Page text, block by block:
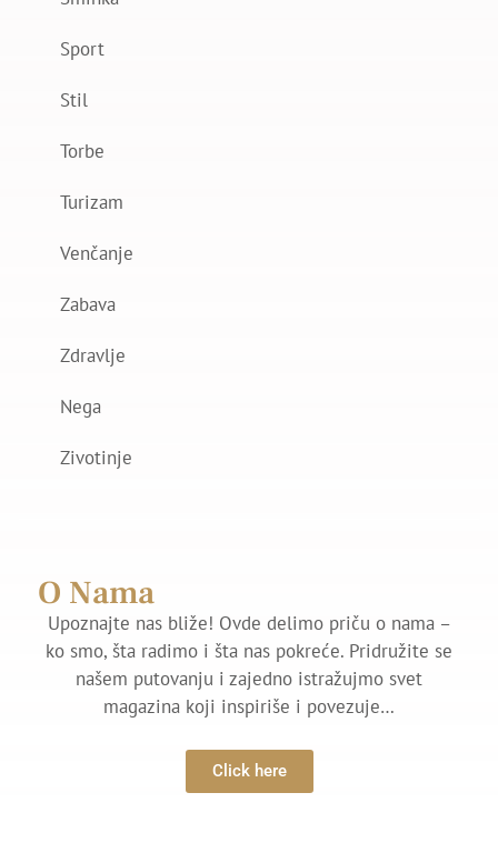
Sport
Stil
Torbe
Turizam
Venčanje
Zabava
Zdravlje
Nega
Zivotinje
O Nama
Upoznajte nas bliže! Ovde delimo priču o nama –
ko smo, šta radimo i šta nas pokreće. Pridružite se
našem putovanju i zajedno istražujmo svet
magazina koji inspiriše i povezuje…
Click here